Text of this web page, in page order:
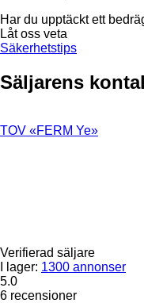
Har du upptäckt ett
Låt oss veta
Säkerhetstips
Säljarens
TOV «FERM Ye»
Verifierad säljare
I lager: 1300 annonser
5.0
6 recensioner